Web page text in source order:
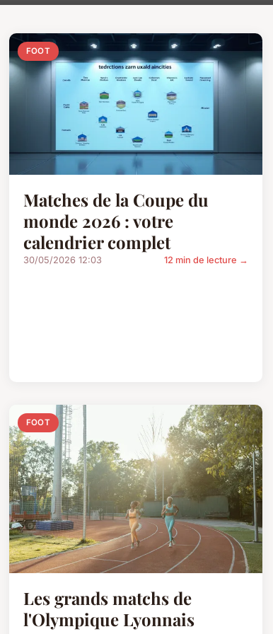
FOOT
Matches de la Coupe du
monde 2026 : votre
calendrier complet
30/05/2026 12:03 12 min de lecture →
FOOT
Les grands matchs de
l'Olympique Lyonnais